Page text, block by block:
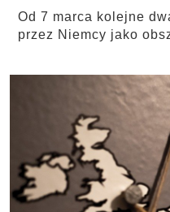
Od 7 marca kolejne
przez Niemcy jako